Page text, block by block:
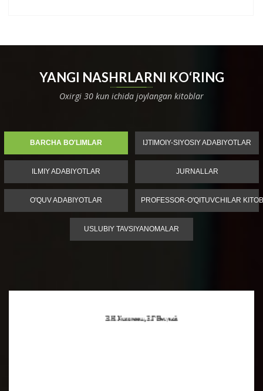
YANGI NASHRLARNI KO‘RING
Oxirgi 30 kun ichida joylangan kitoblar
BARCHA BO'LIMLAR IJTIMOIY-SIYOSIY ADABIYOTLAR
ILMIY ADABIYOTLAR JURNALLAR
O'QUV ADABIYOTLAR PROFESSOR-O'QITUVCHILAR
USLUBIY TAVSIYANOMALAR